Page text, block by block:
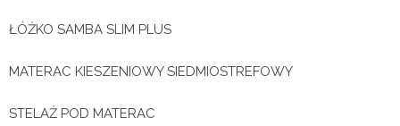
ŁÓŻKO SAMBA SLIM PLUS
MATERAC KIESZENIOWY SIEDMIOSTREFOWY
STELAŻ POD MATERAC